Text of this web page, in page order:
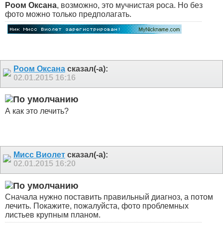
Роом Оксана, возможно, это мучнистая роса. Но без
фото можно только предполагать.
Роом Оксана сказал(-а):
02.01.2015 16:16
А как это лечить?
Мисс Виолет сказал(-а):
02.01.2015 16:20
Сначала нужно поставить правильный диагноз, а потом
лечить. Покажите, пожалуйста, фото проблемных
листьев крупным планом.